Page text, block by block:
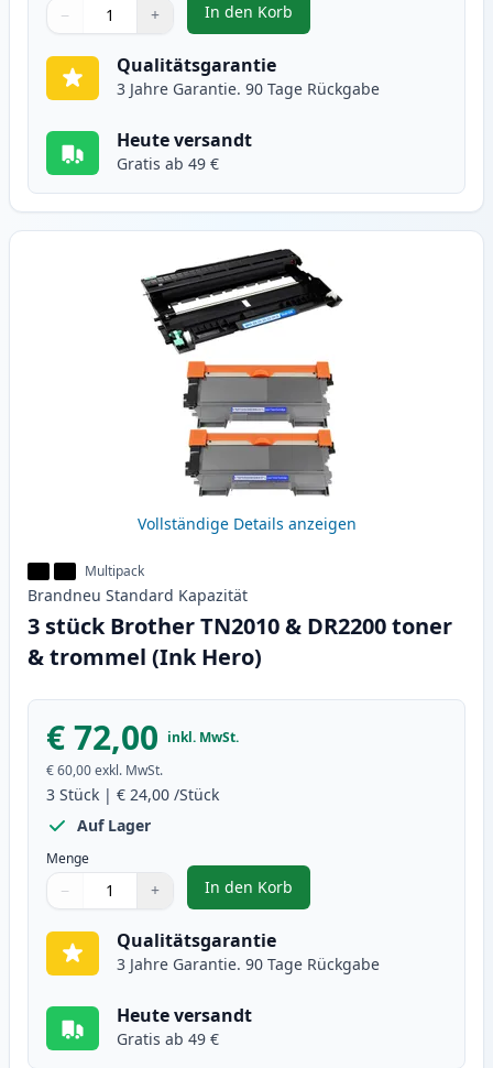
Verwenden Sie die Tasten, um anzupassen
− +
1
In den Korb
, 3 stück Brother TN2220 /
Qualitätsgarantie
3 Jahre Garantie. 90 Tage Rückgabe
Heute versandt
Gratis ab 49 €
Vollständige Details anzeigen
Multipack
Brandneu Standard Kapazität
3 stück Brother TN2010 & DR2200 toner
& trommel (Ink Hero)
€ 72,00 inkl. MwSt.
€ 60,00exkl. MwSt.
3 Stück | € 24,00 /Stück
Auf Lager
Menge
Verwenden Sie die Tasten, um anzupassen
− +
1
In den Korb
, 3 stück Brother TN2010 &
Qualitätsgarantie
3 Jahre Garantie. 90 Tage Rückgabe
Heute versandt
Gratis ab 49 €